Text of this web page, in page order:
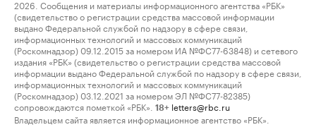
2026. Сообщения и материалы информационного агентства «РБК»
(свидетельство о регистрации средства массовой информации
выдано Федеральной службой по надзору в сфере связи,
информационных технологий и массовых коммуникаций
(Роскомнадзор) 09.12.2015 за номером ИА №ФС77-63848) и сетевого
издания «РБК» (свидетельство о регистрации средства массовой
информации выдано Федеральной службой по надзору в сфере связи,
информационных технологий и массовых коммуникаций
(Роскомнадзор) 03.12.2021 за номером ЭЛ №ФС77-82385)
сопровождаются пометкой «РБК».
18+ letters@rbc.ru
Владельцем сайта является информационное агентство «РБК».